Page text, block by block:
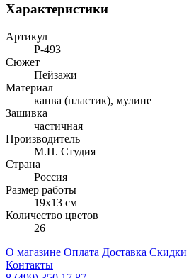
Характеристики
Артикул
Р-493
Сюжет
Пейзажи
Материал
канва (пластик), мулине
Зашивка
частичная
Производитель
М.П. Студия
Страна
Россия
Размер работы
19x13 см
Количество цветов
26
О магазине Оплата Доставка Скидки
Контакты